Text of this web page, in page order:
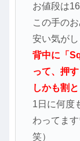
お値段は16
この手の
安い気がし
背中に「
って、押
しかも割
1日に何度
わってま
笑）